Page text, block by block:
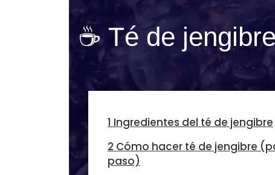
☕ Té de
1 Ingredientes del té de jengibre
2 Cómo hacer té de jengibre
paso)